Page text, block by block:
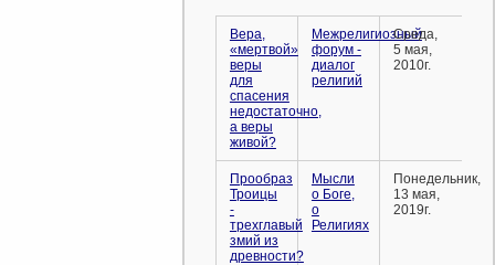
Вера,
«мертвой»
веры
для
спасения
недостаточно,
а веры
живой?
Межрелигиозный
форум -
диалог
религий
Среда,
5 мая,
2010г.
Прообраз
Троицы
-
трехглавый
змий из
древности?
Мысли
о Боге,
о
Религиях
Понедельник,
13 мая,
2019г.